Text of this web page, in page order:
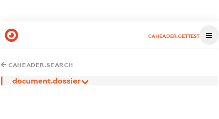
CAHEADER.GETTEST
CAHEADER.SEARCH
document.dossier